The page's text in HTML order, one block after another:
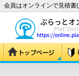
会員はオンラインで見積書(